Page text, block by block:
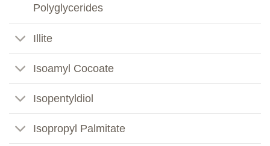
Polyglycerides
Illite
Isoamyl Cocoate
Isopentyldiol
Isopropyl Palmitate